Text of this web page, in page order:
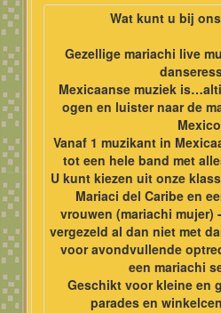
Wat kunt u bij
Gezellige mariachi live
Mexicaanse muziek
ogen en luister naar de
Mexico
Vanaf 1 muzikant in
tot een hele band met
U kunt kiezen uit onze
Mariaci del Caribe en
vrouwen (mariachi mujer)
vergezeld al dan niet met
vooravondvullende
een mariachi
Geschikt voor kleine en
parades en